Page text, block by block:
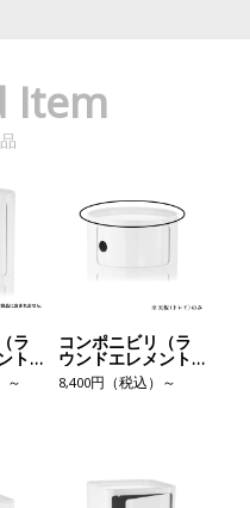
Item
ラ
ト
～
コンポニビリ（ラ
ウンドエレメント
トレイ）
8,400円（税込）～